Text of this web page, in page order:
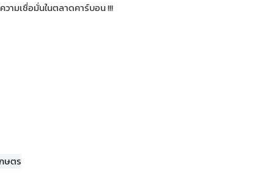
วามเชื่อมั่นในตลาดคาร์บอน !!!